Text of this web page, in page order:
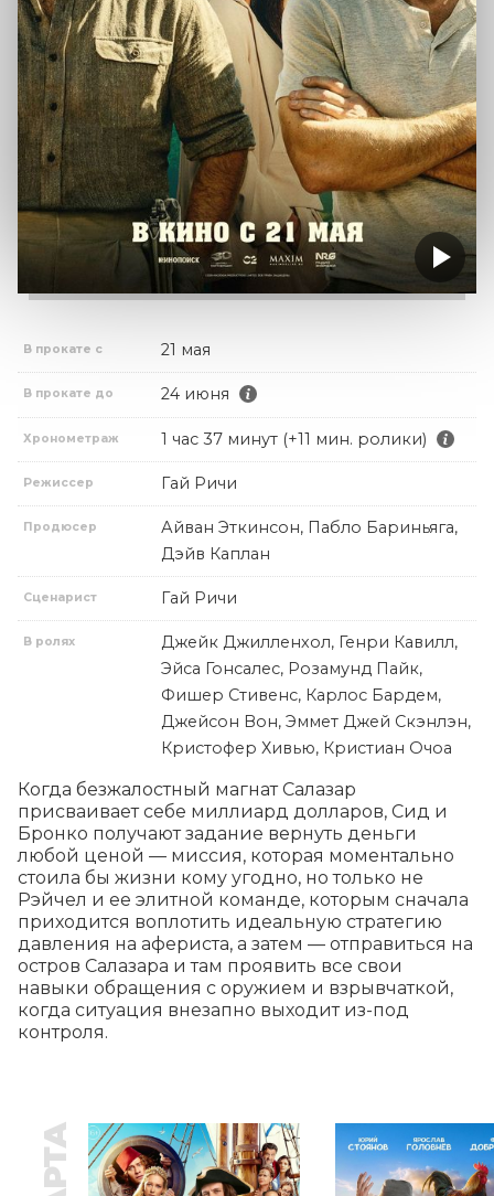
В прокате с 21 мая
В прокате до 24 июня
Хронометраж 1 час 37 минут (+11 мин. ролики)
Режиссер Гай Ричи
Продюсер
Айван Эткинсон, Пабло Бариньяга,
Дэйв Каплан
Сценарист Гай Ричи
В ролях
Джейк Джилленхол, Генри Кавилл,
Эйса Гонсалес, Розамунд Пайк,
Фишер Стивенс, Карлос Бардем,
Джейсон Вон, Эммет Джей Скэнлэн,
Кристофер Хивью, Кристиан Очоа
Когда безжалостный магнат Салазар
присваивает себе миллиард долларов, Сид и
Бронко получают задание вернуть деньги
любой ценой — миссия, которая моментально
стоила бы жизни кому угодно, но только не
Рэйчел и ее элитной команде, которым сначала
приходится воплотить идеальную стратегию
давления на афериста, а затем — отправиться на
остров Салазара и там проявить все свои
навыки обращения с оружием и взрывчаткой,
когда ситуация внезапно выходит из-под
контроля.